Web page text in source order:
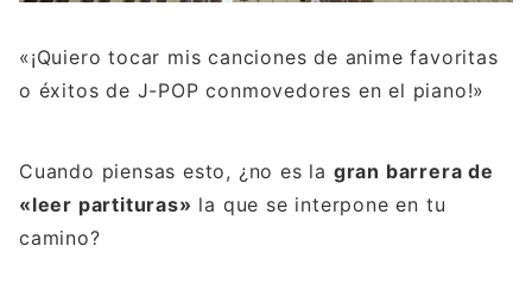
«¡Quiero tocar mis canciones de anime favoritas
o éxitos de J-POP conmovedores en el piano!»
Cuando piensas esto, ¿no es la gran barrera de
«leer partituras» la que se interpone en tu
camino?